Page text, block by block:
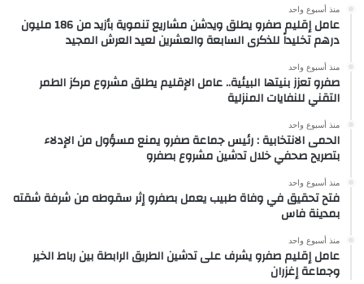
منذ أسبوع واحد
عامل إقليم صفرو يطلق ويدشن مشاريع تنموية بأزيد من 186 مليون
درهم تخليداً للذكرى السابعة والعشرين لعيد العرش المجيد
منذ أسبوع واحد
صفرو تعزز بنيتها البيئية.. عامل الإقليم يطلق مشروع مركز الطمر
التقني للنفايات المنزلية
منذ أسبوع واحد
الحمى الانتخابية : رئيس جماعة صفرو يمنع مسؤول من الإدلاء
بتصريح صحفي خلال تدشين مشروع بصفرو
منذ أسبوع واحد
فتح تحقيق في وفاة طبيب يعمل بصفرو إثر سقوطه من شرفة شقته
بمدينة فاس
منذ أسبوع واحد
عامل إقليم صفرو يشرف على تدشين الطريق الرابطة بين رباط الخير
وجماعة إغزران